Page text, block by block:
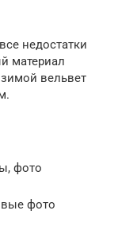
недостатки
материал
вельвет
фото
фото